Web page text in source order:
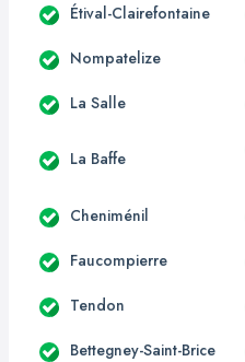
Étival-Clairefontaine
Nompatelize
La Salle
La Baffe
Cheniménil
Faucompierre
Tendon
Bettegney-Saint-Brice